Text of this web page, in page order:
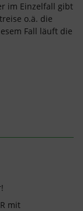
im Einzelfall gibt
o.ä. die
Fall läuft die
mit